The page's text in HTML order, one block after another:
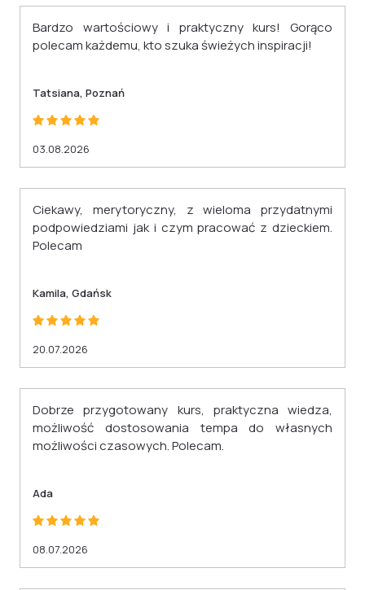
dostosowana do Twoich preferencji.
zaświadczenie wydane na podstawie § 23 ust.
4 rozporządzenia Ministra Edukacji i Nauki z
kształcenia ustawicznego w formach
pozaszkolnych (Dz. U. z 2023 r. poz. 2175).
Bardzo wartościowy i praktyczny kurs! Gorąco
polecam każdemu, kto szuka świeżych inspiracji!
Tatsiana, Poznań
03.08.2026
Ciekawy, merytoryczny, z wieloma przydatnymi
podpowiedziami jak i czym pracować z dzieckiem.
Polecam
Kamila, Gdańsk
20.07.2026
Dobrze przygotowany kurs, praktyczna wiedza,
możliwość dostosowania tempa do własnych
możliwości czasowych. Polecam.
Ada
08.07.2026